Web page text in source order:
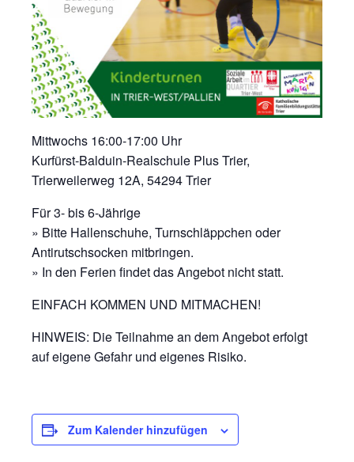
Mittwochs 16:00-17:00 Uhr
Kurfürst-Balduin-Realschule Plus Trier,
Trierweilerweg 12A, 54294 Trier
Für 3- bis 6-Jährige
» Bitte Hallenschuhe, Turnschläppchen oder
Antirutschsocken mitbringen.
» In den Ferien findet das Angebot nicht statt.
EINFACH KOMMEN UND MITMACHEN!
HINWEIS: Die Teilnahme an dem Angebot erfolgt
auf eigene Gefahr und eigenes Risiko.
Zum Kalender hinzufügen